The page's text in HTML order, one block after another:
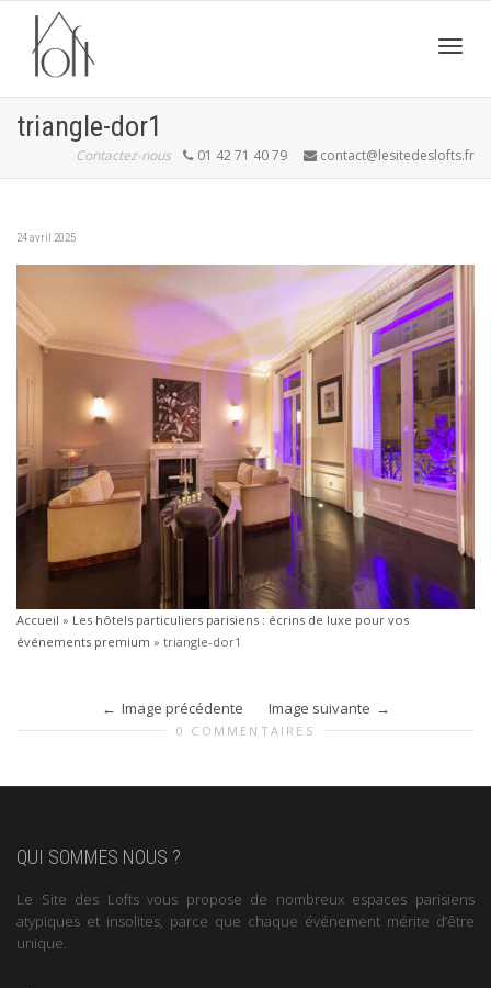
triangle-dor1
Contactez-nous 01 42 71 40 79 contact@lesitedeslofts.fr
24 avril 2025
Accueil » Les hôtels particuliers parisiens : écrins de luxe pour vos
événements premium » triangle-dor1
Image précédente Image suivante
0 COMMENTAIRES
QUI SOMMES NOUS ?
Le Site des Lofts vous propose de nombreux espaces parisiens
atypiques et insolites, parce que chaque événement mérite d’être
unique.